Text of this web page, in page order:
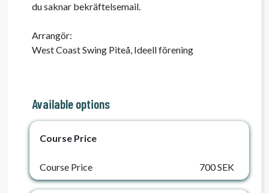
du saknar bekräftelsemail.
Arrangör:
West Coast Swing Piteå, Ideell förening
Available options
Course Price
Course Price 700 SEK